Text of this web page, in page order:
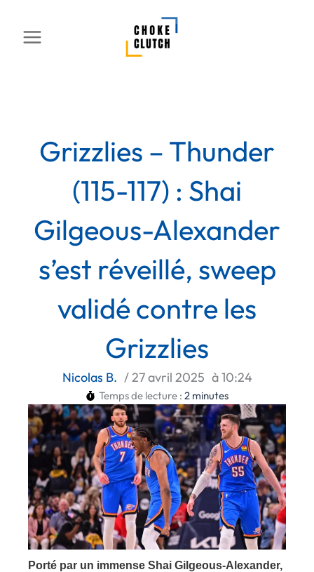
contenu
Grizzlies – Thunder
(115-117) : Shai
Gilgeous-Alexander
s’est réveillé, sweep
validé contre les
Grizzlies
Nicolas B. /27 avril 2025 à10:24
Temps de lecture : 2 minutes
Porté par un immense Shai Gilgeous-Alexander,